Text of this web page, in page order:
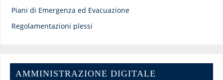
Piani di Emergenza ed Evacuazione
Regolamentazioni plessi
AMMINISTRAZIONE DIGITALE